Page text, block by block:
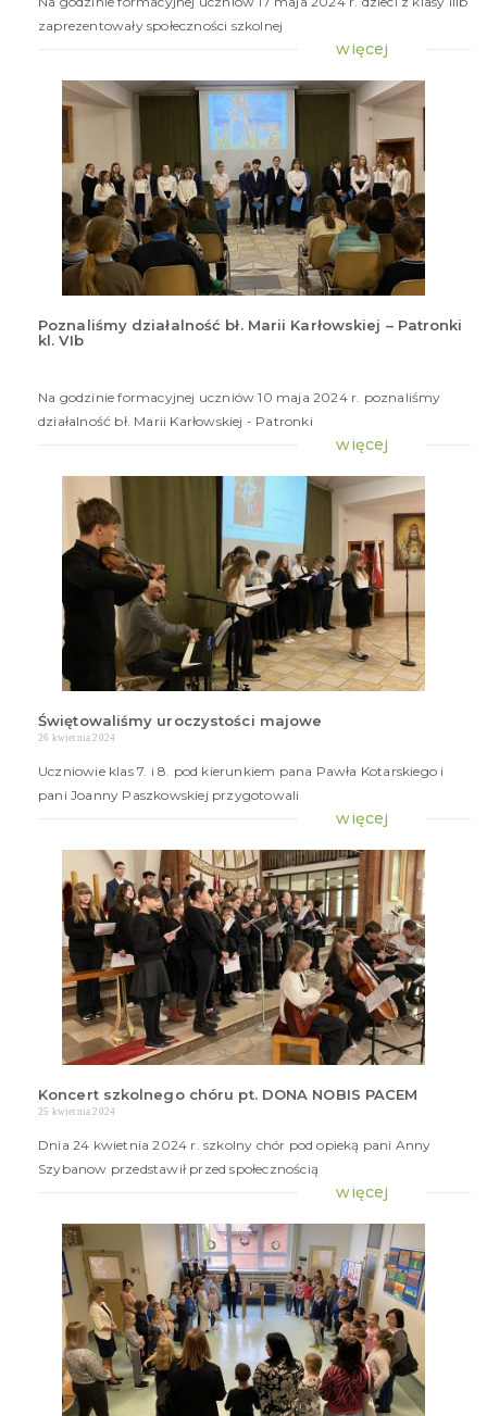
zaprezentowały społeczności szkolnej
więcej
Poznaliśmy działalność bł. Marii Karłowskiej – Patronki
kl. VIb
Na godzinie formacyjnej uczniów 10 maja 2024 r. poznaliśmy
działalność bł. Marii Karłowskiej - Patronki
więcej
Świętowaliśmy uroczystości majowe
26 kwietnia 2024
Uczniowie klas 7. i 8. pod kierunkiem pana Pawła Kotarskiego i
pani Joanny Paszkowskiej przygotowali
więcej
Koncert szkolnego chóru pt. DONA NOBIS PACEM
25 kwietnia 2024
Dnia 24 kwietnia 2024 r. szkolny chór pod opieką pani Anny
Szybanow przedstawił przed społecznością
więcej